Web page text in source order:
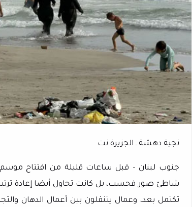
نجية دهشة ـ الجزيرة نت
جنوب لبنان – قبل ساعات قليلة من افتتاح
شاطئ صور فحسب، بل كانت تحاول أيضا إعادة
تكتمل بعد، وعمال يتنقلون بين أعمال الدهان